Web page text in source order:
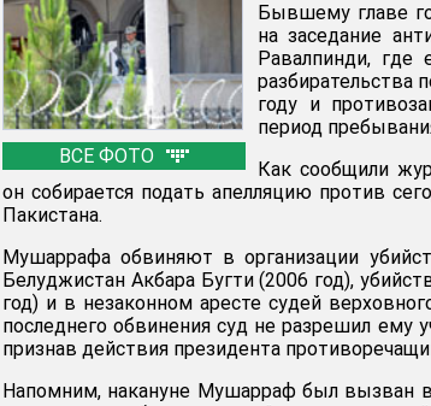
ВСЕ ФОТО
Бывшему главе
на заседание
Равалпинди, где
разбирательства
году и
период
Как сообщили
он собирается подать апелляцию против
Пакистана.
Мушаррафа обвиняют в организации
Белуджистан Акбара Бугти (2006 год),
год) и в незаконном аресте судей
последнего обвинения суд не разрешил ему
признав действия президента
Напомним, накануне Мушарраф был вызван